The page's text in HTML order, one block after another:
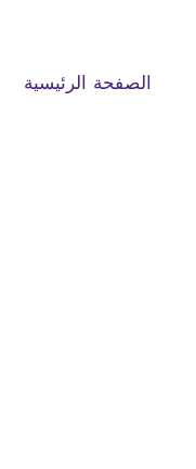
الصفحة الرئيسية